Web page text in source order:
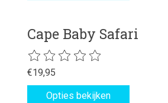
Cape Baby Safari
De beoordeling van dit product is
€19,95
Opties bekijken